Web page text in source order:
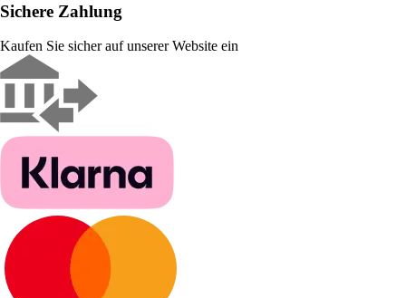
Sichere Zahlung
Kaufen Sie sicher auf unserer Website ein